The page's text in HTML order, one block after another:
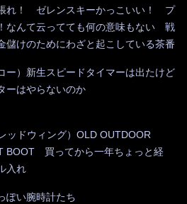
れ！ ゼレンスキーかっこいい！ プ
なんて云ってても何の意味もない 戦
儲けのためにわざと起こしている茶番
ー）新生スピードタイマーは出たけど
ーはやらないのか
ッドウィング）OLD OUTDOOR
BOOT 買ってから一年ちょっと経
入れ
ぽい腕時計たち